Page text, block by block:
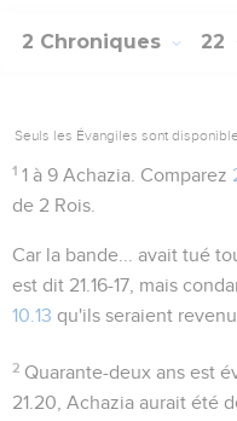
2 Chroniques 22
Seuls les Évangiles sont
1 1 à 9 Achazia. Comparez
de 2 Rois.
Car la bande... avait tué
est dit 21.16-17 , mais
10.13 qu'ils seraient
2 Quarante-deux ans est
21.20 , Achazia aurait été